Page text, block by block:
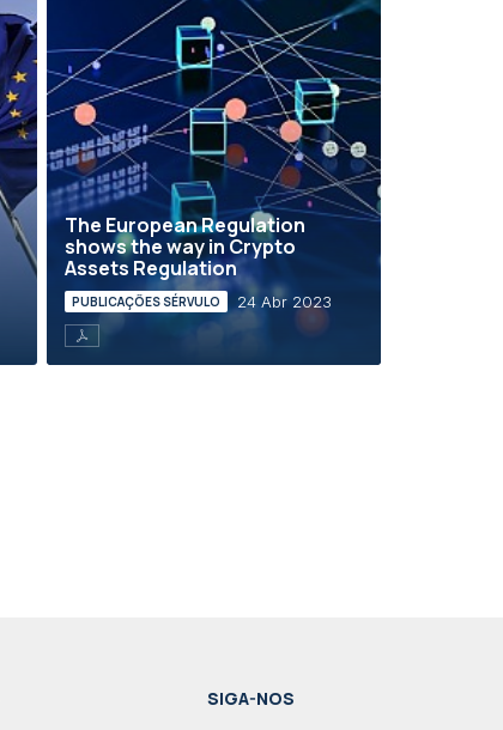
The European Regulation
shows the way in Crypto
Assets Regulation
PUBLICAÇÕES SÉRVULO 24 Abr 2023
SIGA-NOS